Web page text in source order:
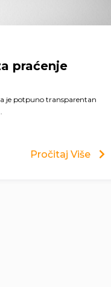
praćenje
je potpuno transparentan
Pročitaj Više